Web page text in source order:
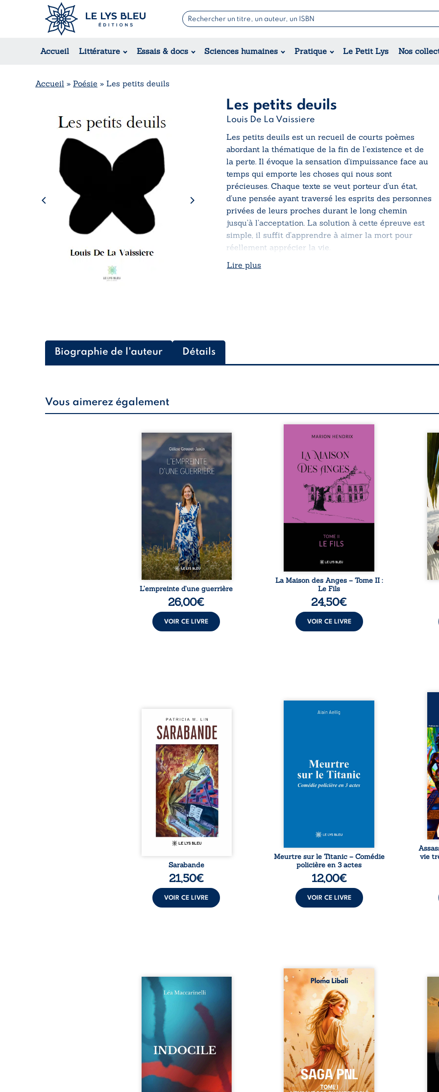
Accueil Littérature Essais & docs Sciences humaines Pratique Le Petit Lys Nos
Romans
Suspense / Thriller / Policier
Romance
Jeunesse
Théâtre
Accueil » Poésie » Les petits deuils
Les petits deuils
Louis De La Vaissiere
Les petits deuils est un recueil de courts poèmes
abordant la thématique de la fin de l’existence et de
la perte. Il évoque la sensation d’impuissance face au
temps qui emporte les choses qui nous sont
précieuses. Chaque texte se veut porteur d’un état,
d’une pensée ayant traversé les esprits des personnes
privées de leurs proches durant le long chemin
jusqu’à l’acceptation. La solution à cette épreuve est
simple, il suffit d’apprendre à aimer la mort pour
réellement apprécier la vie.
Lire plus
Biographie de l'auteur Détails
Vous aimerez également
Que reste-t-il de l’enfance
lorsque la maladie impose ses
propres règles ? L’empreinte
d’une guerrière livre, sans
détour, le récit d’un quotidien
bouleversé par la maladie
chronique, l’errance médicale
et de longues hospitalisations.
L’auteure y raconte ce que les
dossiers médicaux taisent : la
peur, l’isolement, l’épuisement
et le sentiment de ne pas ...
L’empreinte d’une guerrière
26,00€
VOIR CE LIVRE
Nous sommes en 1979, soit 15
patriarche Anatole-Eustache.
La famille devra affronter non
seulement un inconnu qui rôde
autour du domaine et dont
Firmin, le fidèle majordome,
redoute les visites, le passé
encombrant d’Anatole-
Eustache, la malédiction
familiale, mais aussi la toute-
puissance de Gauthier. Mais
comment dompter cet enfant
avant qu’il ...
La Maison des Anges – Tome II :
Le Fils
24,50€
VOIR CE LIVRE
Au
eux,
Aux chants crépitants de l’été,
Sous le silence ouaté de la
neige en hiver, Au cours de
nuits pâles, Dans la clarté
bienveillante de la lune, Rêves,
pensées, révoltes et espoirs…
Des mots s’assemblent, colorés,
rebelles aux règles de la
poésie, mais chantant en
rythme. Ils forment une
sarabande, passionnée souvent,
Sarabande
21,50€
VOIR CE LIVRE
Et si le naufrage n’avait pas
les profondeurs de l’Atlantique.
Sept décennies plus tard, la
découverte de l’épave fait
resurgir un secret que l’on
Meurtre sur le Titanic – Comédie
policière en 3 actes
12,00€
VOIR CE LIVRE
La
de
qui
vie
Quatre parties. Quatre refus.
Quatre visages d’une existence
en friction. Entre les silences
qu’on ne déchiffre pas, les
amours qu’on dérange, les
corps qu’on administre et les
liens qu’on sabote, cet ouvrage
parle à celles et ceux qui
vivent trop fort, trop vrai, trop
tôt. Indocile est une traversée.
Une langue nue. Une
insurrection calme. Une
déclaration d’existence pour ...
Autrefois, les champs
d’Atlantis vibraient sous le
vent et les enfants couraient
dans les blés. Puis la couronne
plia le genou, livrant son
peuple à l’ombre d’Ivorny. À
Atove, Luwel aurait pu
disparaître dans les ruines de
son destin ; pourtant, sous les
pierres d’un temple oublié, des
rebelles lui tendirent la main.
Parmi eux, Atos, général sans
trône mais habité par ...
les
les